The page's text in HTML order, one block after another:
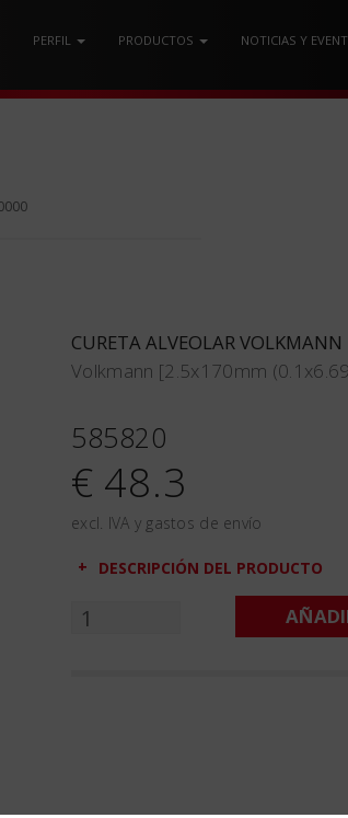
PERFIL PRODUCTOS NOTICIAS Y
CURETA ALVEOLAR
Volkmann [2.5x170mm
585820
€ 48.3
excl. IVA y gastos de envío
DESCRIPCIÓN DEL PRODUCTO